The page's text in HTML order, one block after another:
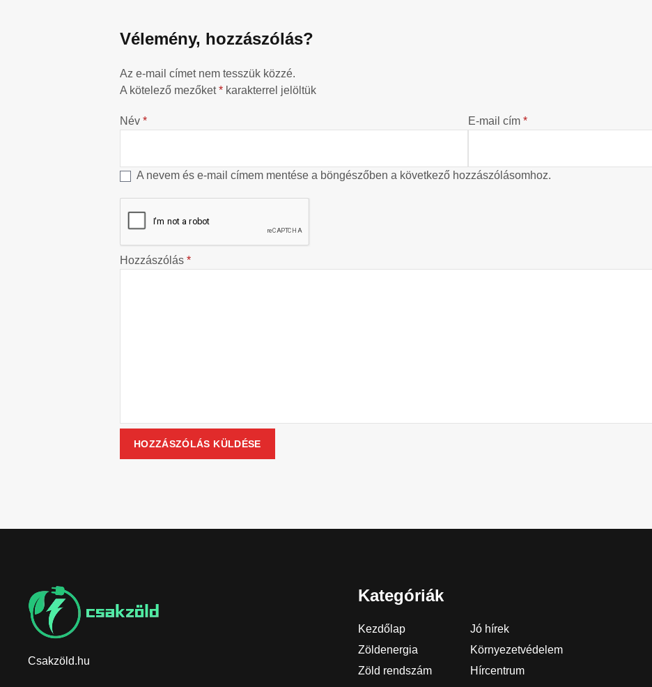
Vélemény, hozzászólás?
Az e-mail címet nem tesszük közzé.
A kötelező mezőket* karakterrel jelöltük
Név * E-mail cím *
A nevem és e-mail címem mentése a böngészőben a következő hozzászólásomhoz.
Hozzászólás *
Csakzöld.hu
Kategóriák
Kezdőlap
Jó hírek
Zöldenergia
Környezetvédelem
Zöld rendszám
Hírcentrum